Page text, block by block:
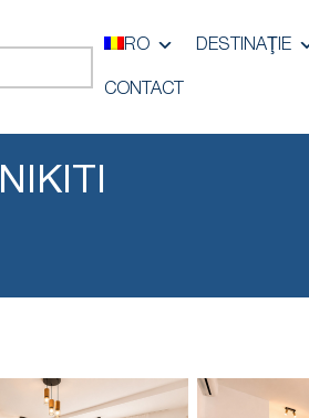
RO DESTINAŢIE
CONTACT